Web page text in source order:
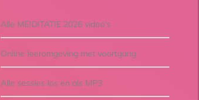
Alle MEIDITATIE 2026 video's
Online leeromgeving met voortgang
Alle sessies los en als MP3